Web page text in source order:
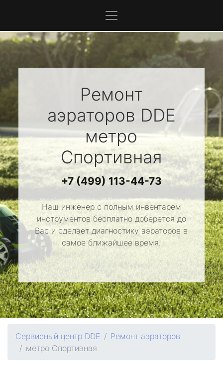
Ремонт
аэраторов DDE
метро
Спортивная
+7 (499) 113-44-73
Наш инженер с полным инвентарем
инструментов бесплатно доберется до
Вас и сделает диагностику аэраторов в
самое ближайшее время.
Сервисный центр DDE
Ремонт аэраторов
метро Спортивная